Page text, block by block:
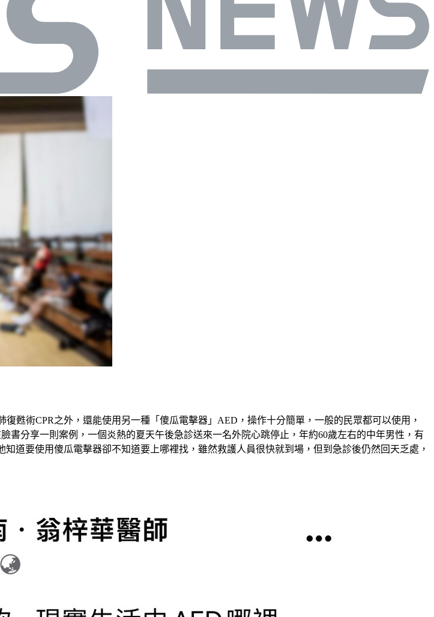
甦術CPR之外，還能使用另一種「傻瓜電擊器」AED，操作十分簡單，一般的民眾都可以使用，
書分享一則案例，一個炎熱的夏天午後急診送來一名外院心跳停止，年約60歲左右的中年男性，有
道要使用傻瓜電擊器卻不知道要上哪裡找，雖然救護人員很快就到場，但到急診後仍然回天乏處，